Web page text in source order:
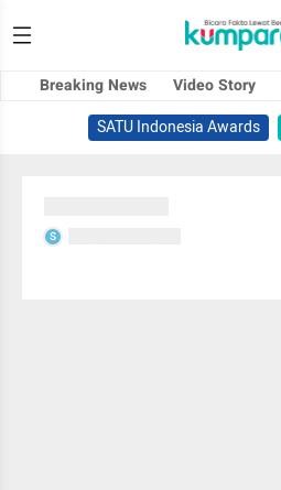
Breaking News Video Story
SATU Indonesia Awards
S